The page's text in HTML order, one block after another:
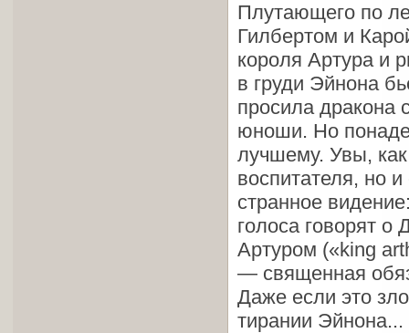
Плутающего по
Гилбертом и
короля Артура и
в груди Эйнона
просила дракона
юноши. Но
лучшему. Увы, как
воспитателя, но
странное
голоса говорят о
Артуром («king
— священная
Даже если это
тирании